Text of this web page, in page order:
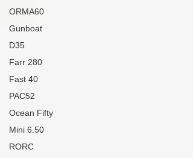
ORMA60
Gunboat
D35
Farr 280
Fast 40
PAC52
Ocean Fifty
Mini 6.50
RORC